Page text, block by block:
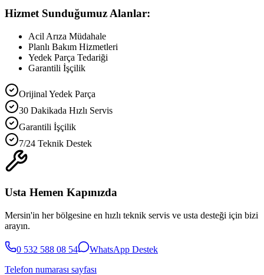
Hizmet Sunduğumuz Alanlar:
Acil Arıza Müdahale
Planlı Bakım Hizmetleri
Yedek Parça Tedariği
Garantili İşçilik
Orijinal Yedek Parça
30 Dakikada Hızlı Servis
Garantili İşçilik
7/24 Teknik Destek
Usta Hemen Kapınızda
Mersin'in her bölgesine en hızlı teknik servis ve usta desteği için bizi
arayın.
0 532 588 08 54
WhatsApp Destek
Telefon numarası sayfası